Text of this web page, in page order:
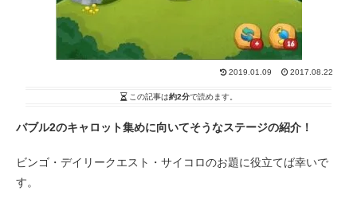
2019.01.09 2017.08.22
この記事は約2分で読めます。
バブル2のキャロット集めに向いてそうなステージの紹介！
ビンゴ・デイリークエスト・サイコロのお題に役立てば幸いで
す。